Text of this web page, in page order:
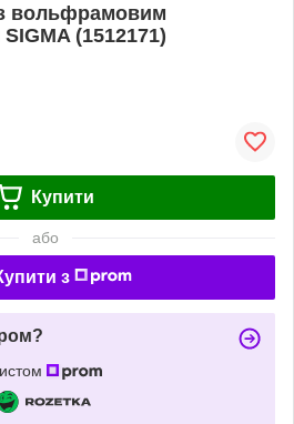
вольфрамовим
(1512171)
Купити
або
з